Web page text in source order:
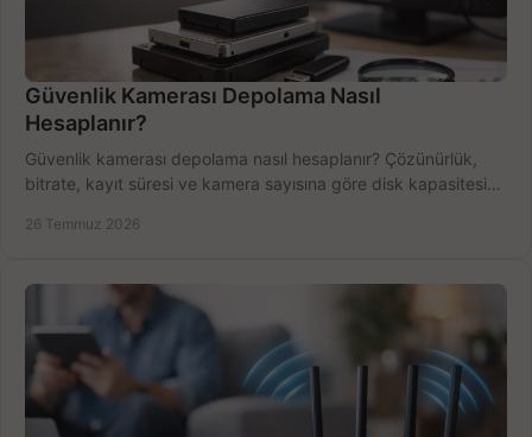
Güvenlik Kamerası Depolama Nasıl
Hesaplanır?
Güvenlik kamerası depolama nasıl hesaplanır? Çözünürlük,
bitrate, kayıt süresi ve kamera sayısına göre disk kapasitesini
26 Temmuz 2026